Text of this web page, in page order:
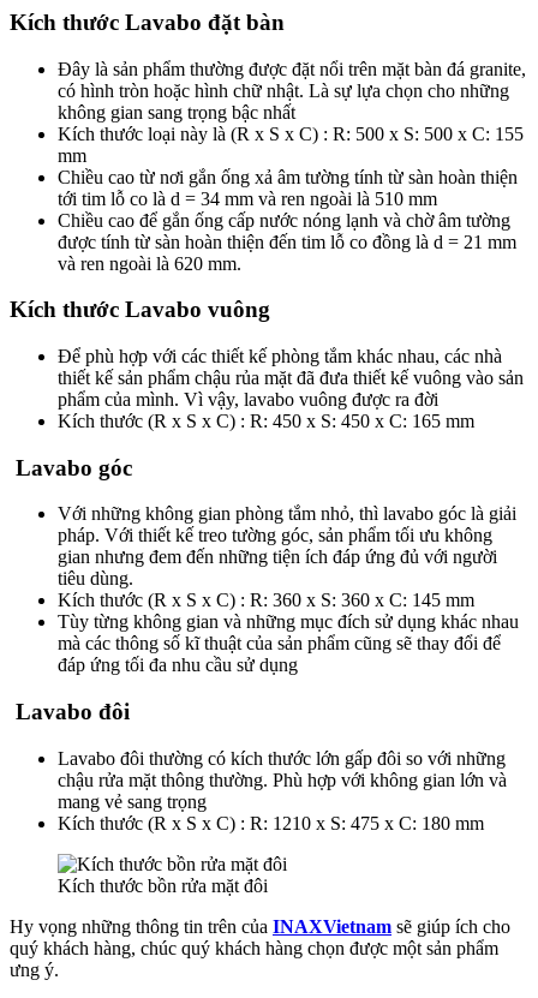
Kích thước Lavabo đặt bàn
Đây là sản phẩm thường được đặt nổi trên mặt bàn đá granite,
có hình tròn hoặc hình chữ nhật. Là sự lựa chọn cho những
không gian sang trọng bậc nhất
Kích thước loại này là (R x S x C) : R: 500 x S: 500 x C: 155
mm
Chiều cao từ nơi gắn ống xả âm tường tính từ sàn hoàn thiện
tới tim lỗ co là d = 34 mm và ren ngoài là 510 mm
Chiều cao để gắn ống cấp nước nóng lạnh và chờ âm tường
được tính từ sàn hoàn thiện đến tim lỗ co đồng là d = 21 mm
và ren ngoài là 620 mm.
Kích thước Lavabo vuông
Để phù hợp với các thiết kế phòng tắm khác nhau, các nhà
thiết kế sản phẩm chậu rủa mặt đã đưa thiết kế vuông vào sản
phẩm của mình. Vì vậy, lavabo vuông được ra đời
Kích thước (R x S x C) : R: 450 x S: 450 x C: 165 mm
Lavabo góc
Với những không gian phòng tắm nhỏ, thì lavabo góc là giải
pháp. Với thiết kế treo tường góc, sản phẩm tối ưu không
gian nhưng đem đến những tiện ích đáp ứng đủ với người
tiêu dùng.
Kích thước (R x S x C) : R: 360 x S: 360 x C: 145 mm
Tùy từng không gian và những mục đích sử dụng khác nhau
mà các thông số kĩ thuật của sản phẩm cũng sẽ thay đổi để
đáp ứng tối đa nhu cầu sử dụng
Lavabo đôi
Lavabo đôi thường có kích thước lớn gấp đôi so với những
chậu rửa mặt thông thường. Phù hợp với không gian lớn và
mang vẻ sang trọng
Kích thước (R x S x C) : R: 1210 x S: 475 x C: 180 mm
Kích thước bồn rửa mặt đôi
Hy vọng những thông tin trên của INAXVietnam sẽ giúp ích cho
quý khách hàng, chúc quý khách hàng chọn được một sản phẩm
ưng ý.